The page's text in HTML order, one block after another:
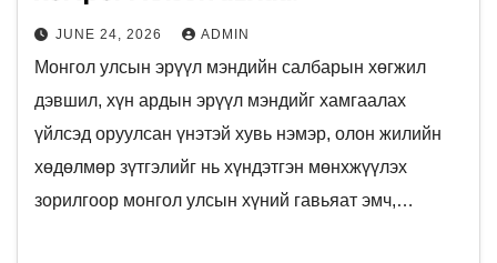
JUNE 24, 2026 ADMIN
Монгол улсын эрүүл мэндийн салбарын хөгжил
дэвшил, хүн ардын эрүүл мэндийг хамгаалах
үйлсэд оруулсан үнэтэй хувь нэмэр, олон жилийн
хөдөлмөр зүтгэлийг нь хүндэтгэн мөнхжүүлэх
зорилгоор монгол улсын хүний гавьяат эмч,…